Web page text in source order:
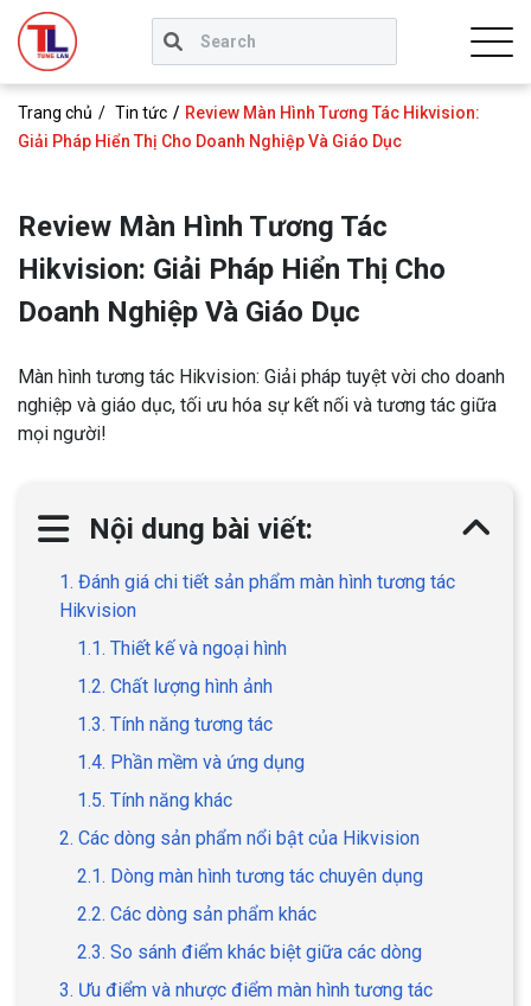
Trang chủ Tin tức
Review Màn Hình Tương Tác Hikvision:
Giải Pháp Hiển Thị Cho Doanh Nghiệp Và Giáo Dục
Review Màn Hình Tương Tác
Hikvision: Giải Pháp Hiển Thị Cho
Doanh Nghiệp Và Giáo Dục
Màn hình tương tác Hikvision: Giải pháp tuyệt vời cho doanh
nghiệp và giáo dục, tối ưu hóa sự kết nối và tương tác giữa
mọi người!
Nội dung bài viết:
1. Đánh giá chi tiết sản phẩm màn hình tương tác
Hikvision
1.1. Thiết kế và ngoại hình
1.2. Chất lượng hình ảnh
1.3. Tính năng tương tác
1.4. Phần mềm và ứng dụng
1.5. Tính năng khác
2. Các dòng sản phẩm nổi bật của Hikvision
2.1. Dòng màn hình tương tác chuyên dụng
2.2. Các dòng sản phẩm khác
2.3. So sánh điểm khác biệt giữa các dòng
3. Ưu điểm và nhược điểm màn hình tương tác